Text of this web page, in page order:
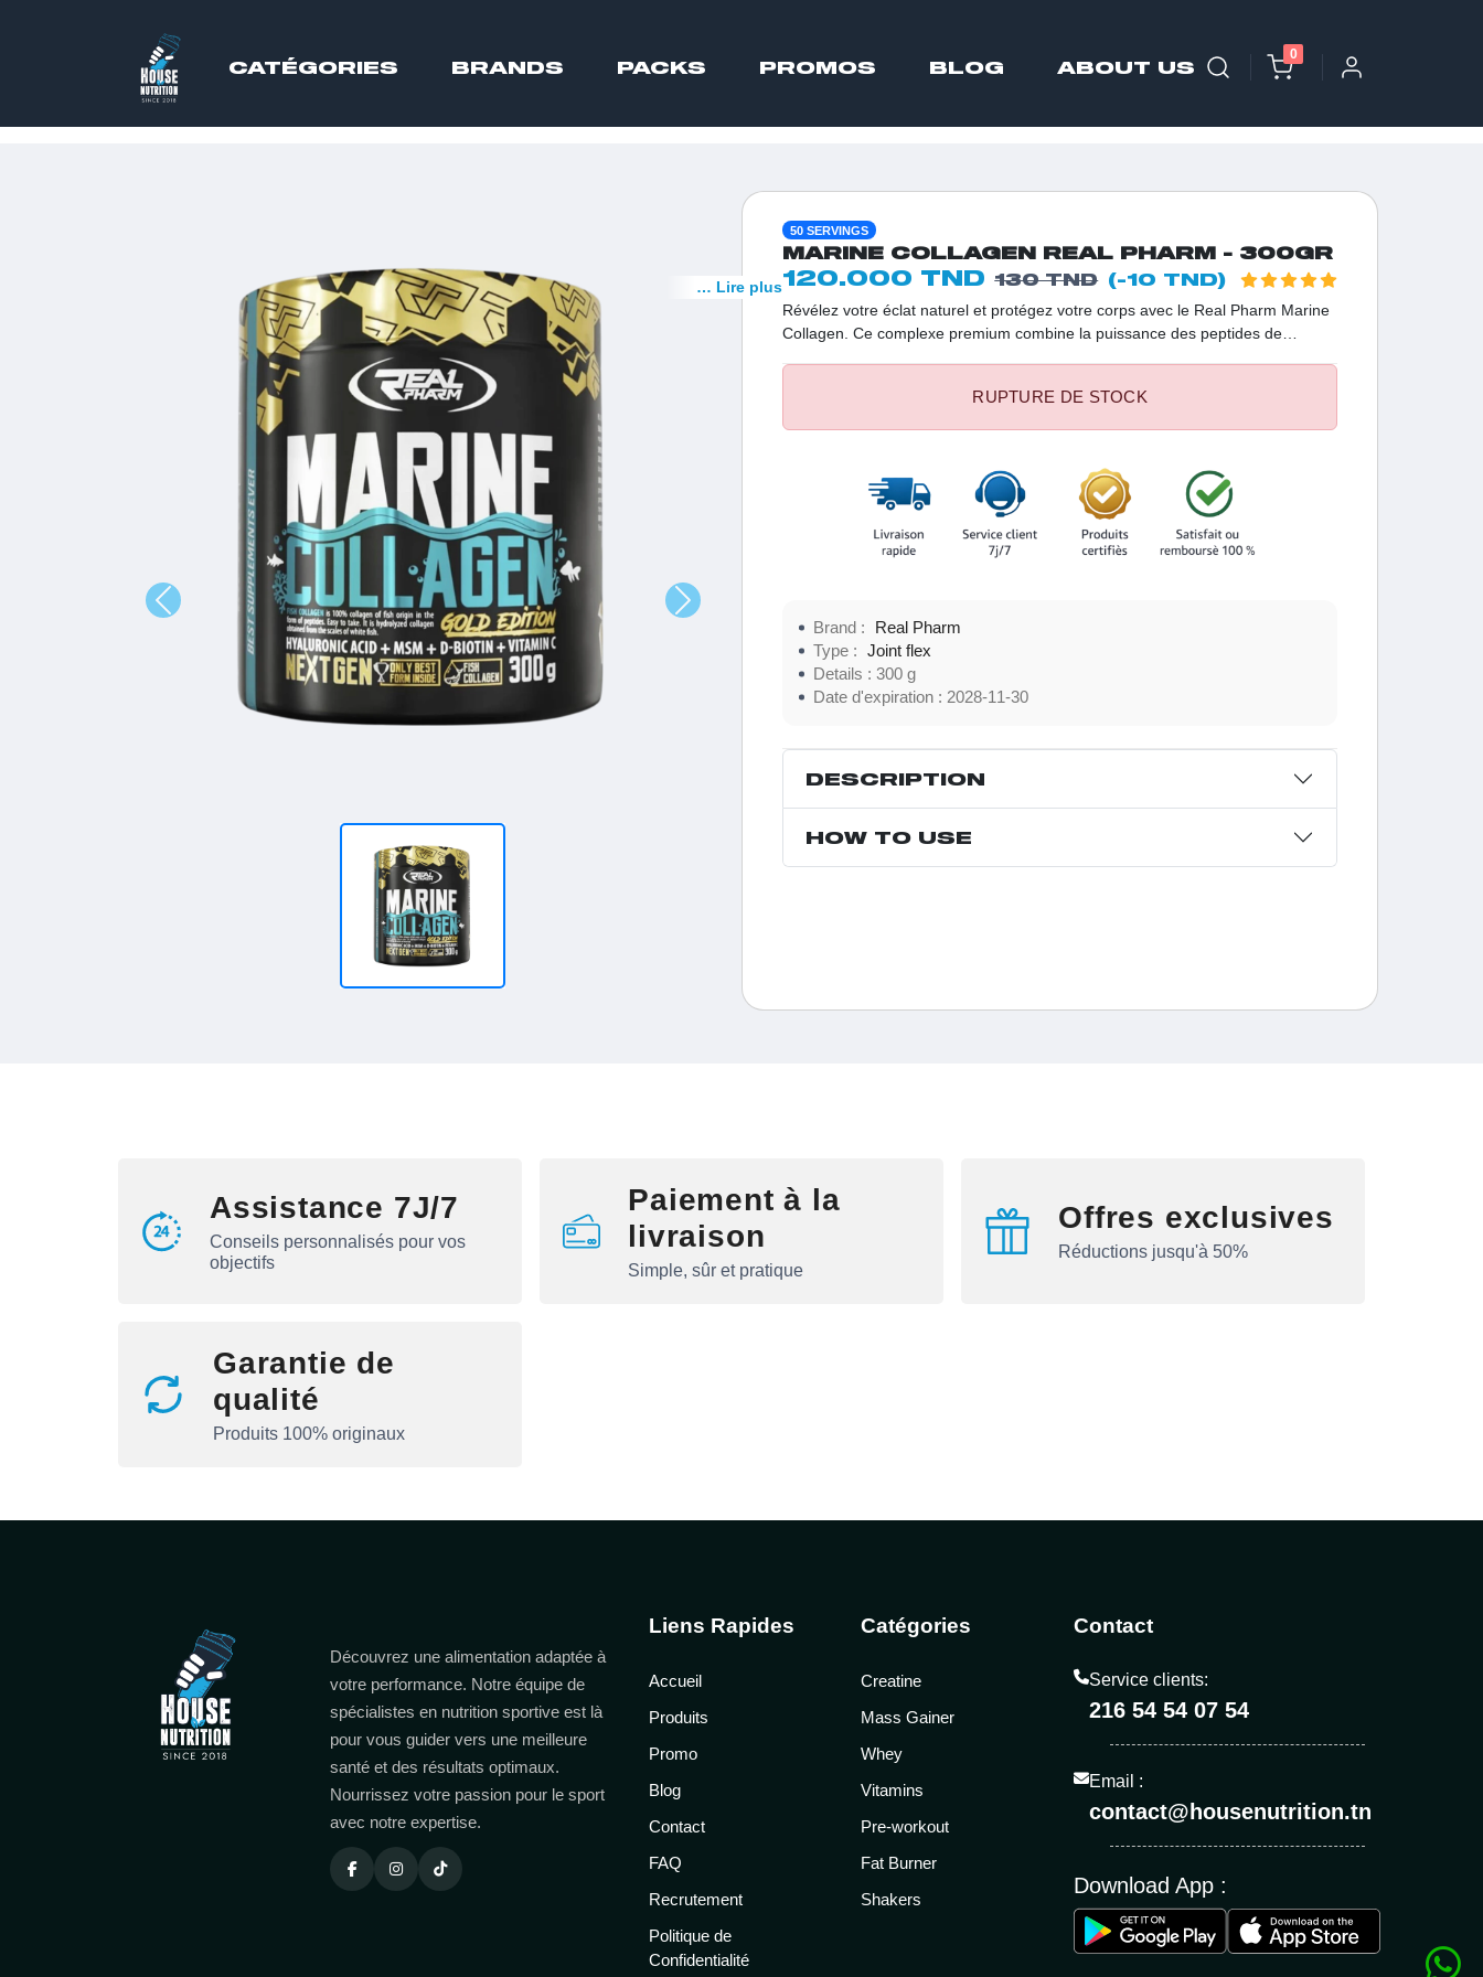
CATÉGORIES BRANDS PACKS PROMOS BLOG ABOUT US
0
50 SERVINGS
MARINE COLLAGEN REAL PHARM - 300GR
120.000 TND 130 TND (-10 TND)
Révélez votre éclat naturel et protégez votre corps avec le Real Pharm Marine
Collagen. Ce complexe premium combine la puissance des peptides de
forts et des articulations souples, le tout avec un délicieux goût orange.
… Lire plus
RUPTURE DE STOCK
Brand :
Real Pharm
Type :
Joint flex
Details :
300 g
Date d'expiration : 2028-11-30
DESCRIPTION
HOW TO USE
Assistance 7J/7
Conseils personnalisés pour vos
objectifs
Paiement à la
livraison
Simple, sûr et pratique
Offres exclusives
Réductions jusqu'à 50%
Garantie de
qualité
Produits 100% originaux
Découvrez une alimentation adaptée à
votre performance. Notre équipe de
spécialistes en nutrition sportive est là
pour vous guider vers une meilleure
santé et des résultats optimaux.
Nourrissez votre passion pour le sport
avec notre expertise.
Liens Rapides
Accueil
Produits
Promo
Blog
Contact
FAQ
Recrutement
Politique de
Confidentialité
Catégories
Creatine
Mass Gainer
Whey
Vitamins
Pre-workout
Fat Burner
Shakers
Contact
Service clients:
216 54 54 07 54
Email :
contact@housenutrition.tn
Download App :